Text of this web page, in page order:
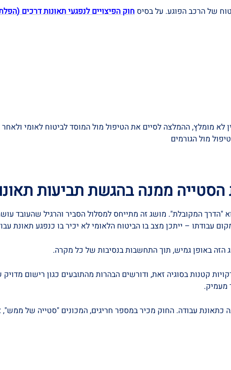
של הרכב הפוגע. על בסיס חוק הפיצויים לנפגעי תאונות דרכים
לא מומלץ, ההמלצה לסיים את הטיפול מול המוסד לביטוח לאומי
מול הגורמים
ממנה בהגשת תביעות
המקובלת". מושג זה מתייחס למסלול הסביר והרגיל שהעובד
– ייתכן מצב בו הביטוח הלאומי לא יכיר בו כנפגע תאונת
באופן גמיש, תוך התחשבות בנסיבות של כל מקרה.
קטנות בסוגיה זאת, ודורשים הבהרות מהתובעים כגון רישום
מעמיק.
עבודה. החוק מכיר במספר חריגים, המכונים "סטייה של ממש",